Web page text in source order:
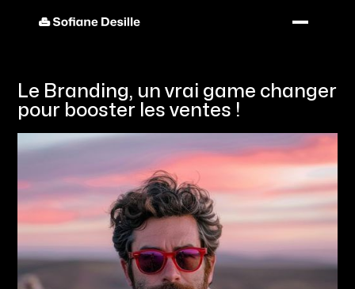
Le Branding, un vrai game changer
pour booster les ventes !